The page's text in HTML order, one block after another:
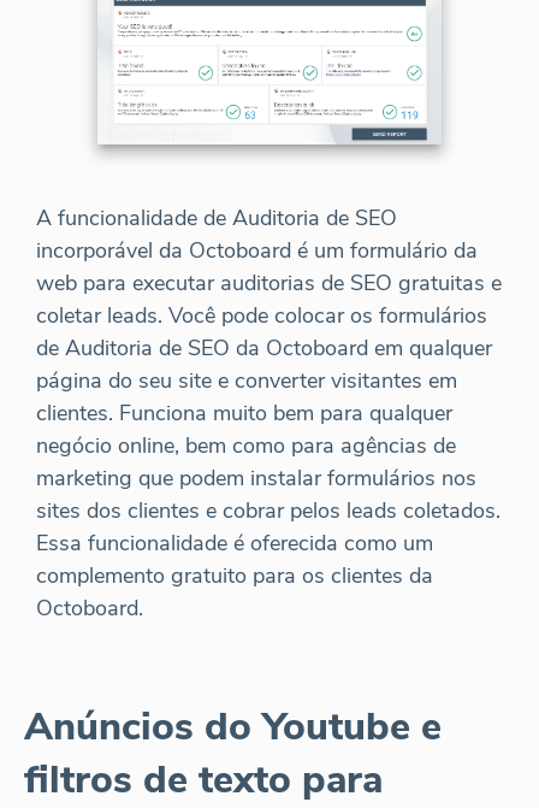
A funcionalidade de Auditoria de SEO
incorporável da Octoboard é um formulário da
web para executar auditorias de SEO gratuitas e
coletar leads. Você pode colocar os formulários
de Auditoria de SEO da Octoboard em qualquer
página do seu site e converter visitantes em
clientes. Funciona muito bem para qualquer
negócio online, bem como para agências de
marketing que podem instalar formulários nos
sites dos clientes e cobrar pelos leads coletados.
Essa funcionalidade é oferecida como um
complemento gratuito para os clientes da
Octoboard.
Anúncios do Youtube e
filtros de texto para